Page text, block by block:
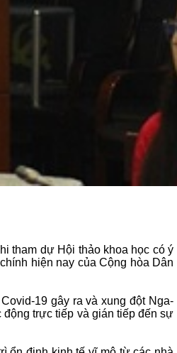
tham dự Hội thảo khoa học có ý
hiện nay của Cộng hòa Dân
19 gây ra và xung đột Nga-
động trực tiếp và gián tiếp đến sự